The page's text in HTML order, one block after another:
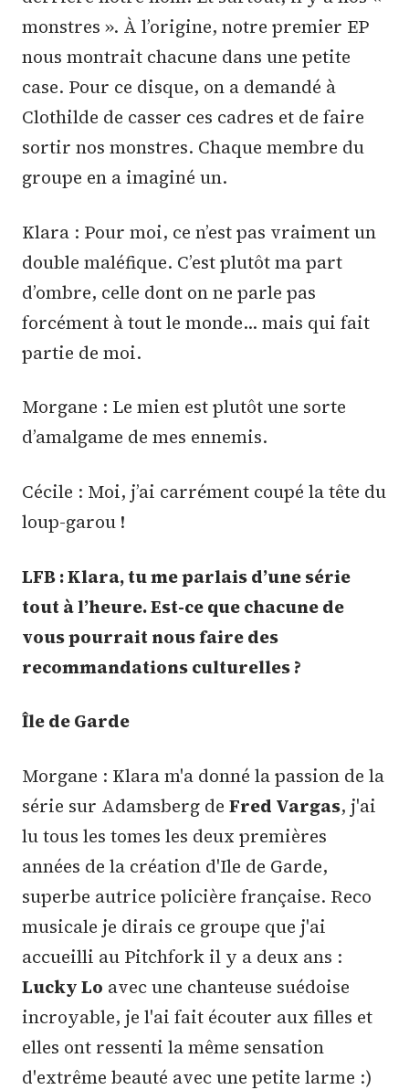
monstres ». À l’origine, notre premier EP
nous montrait chacune dans une petite
case. Pour ce disque, on a demandé à
Clothilde de casser ces cadres et de faire
sortir nos monstres. Chaque membre du
groupe en a imaginé un.
Klara : Pour moi, ce n’est pas vraiment un
double maléfique. C’est plutôt ma part
d’ombre, celle dont on ne parle pas
forcément à tout le monde… mais qui fait
partie de moi.
Morgane : Le mien est plutôt une sorte
d’amalgame de mes ennemis.
Cécile : Moi, j’ai carrément coupé la tête du
loup-garou !
LFB : Klara, tu me parlais d’une série
tout à l’heure. Est-ce que chacune de
vous pourrait nous faire des
recommandations culturelles ?
Île de Garde
Morgane : Klara m'a donné la passion de la
série sur Adamsberg de Fred Vargas, j'ai
lu tous les tomes les deux premières
années de la création d'Ile de Garde,
superbe autrice policière française. Reco
musicale je dirais ce groupe que j'ai
accueilli au Pitchfork il y a deux ans :
Lucky Lo avec une chanteuse suédoise
incroyable, je l'ai fait écouter aux filles et
elles ont ressenti la même sensation
d'extrême beauté avec une petite larme :)